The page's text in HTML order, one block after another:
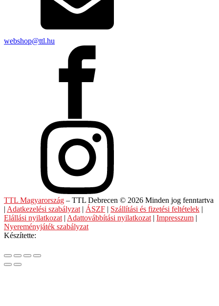
webshop@ttl.hu
TTL Magyarország – TTL Debrecen © 2026 Minden jog fenntartva
Adatkezelési szabályzat| ÁSZF Szállítási és fizetési feltételek
Elállási nyilatkozat| Adattovábbítási nyilatkozat| Impresszum
Nyereményjáték szabályzat
Készítette: